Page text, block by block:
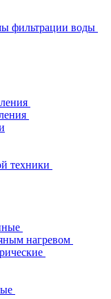
фильтрации воды
техники
нагревом